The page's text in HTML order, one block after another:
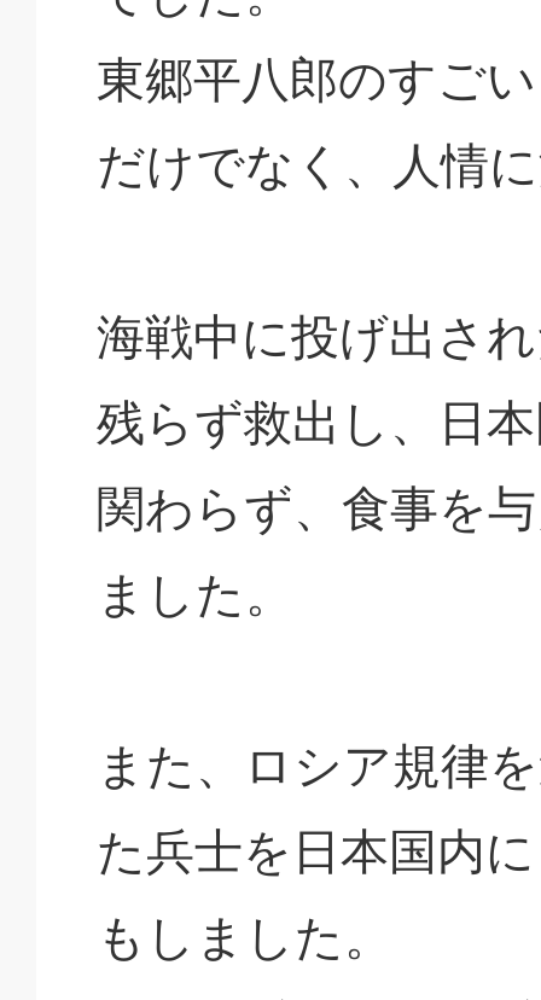
東郷平八郎のすご
だけでなく、人情
海戦中に投げ出さ
残らず救出し、日
関わらず、食事を
ました。
また、ロシア規律
た兵士を日本国内
もしました。